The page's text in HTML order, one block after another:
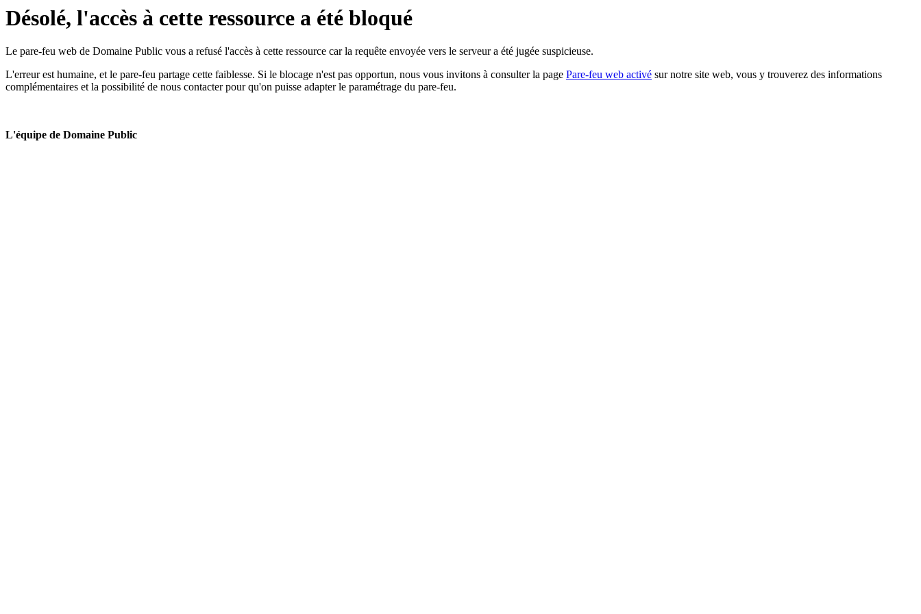
Désolé, l'accès à cette ressource a été bloqué
Le pare-feu web de Domaine Public vous a refusé l'accès à cette ressource car la requête envoyée vers le serveur a été jugée suspicieuse.
L'erreur est humaine, et le pare-feu partage cette faiblesse. Si le blocage n'est pas opportun, nous vous invitons à consulter la page Pare-feu web activé sur notre site web, vous y trouverez des informations
complémentaires et la possibilité de nous contacter pour qu'on puisse adapter le paramétrage du pare-feu.
L'équipe de Domaine Public